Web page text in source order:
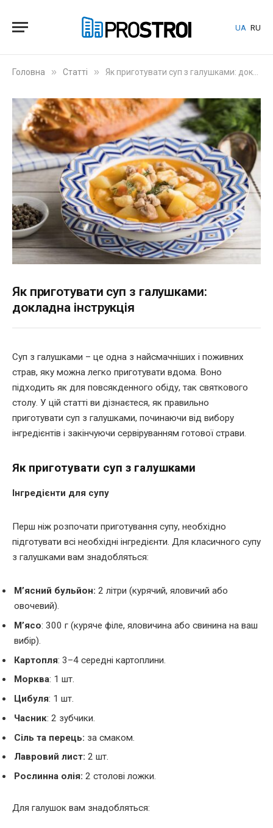
UA RU
Головна » Статті » Як приготувати суп з галушками: докладна інструкція
Як приготувати суп з галушками:
докладна інструкція
Суп з галушками – це одна з найсмачніших і поживних
страв, яку можна легко приготувати вдома. Воно
підходить як для повсякденного обіду, так святкового
столу. У цій статті ви дізнаєтеся, як правильно
приготувати суп з галушками, починаючи від вибору
інгредієнтів і закінчуючи сервіруванням готової страви.
Як приготувати суп з галушками
Інгредієнти для супу
Перш ніж розпочати приготування супу, необхідно
підготувати всі необхідні інгредієнти. Для класичного супу
з галушками вам знадобляться:
М’ясний бульйон: 2 літри (курячий, яловичий або
овочевий).
М’ясо: 300 г (куряче філе, яловичина або свинина на ваш
вибір).
Картопля: 3–4 середні картоплини.
Морква: 1 шт.
Цибуля: 1 шт.
Часник: 2 зубчики.
Сіль та перець: за смаком.
Лавровий лист: 2 шт.
Рослинна олія: 2 столові ложки.
Для галушок вам знадобляться: